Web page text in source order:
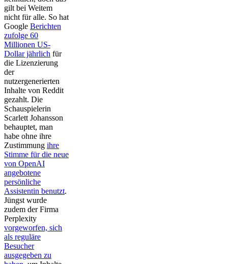
gilt bei Weitem
nicht für alle. So hat
Google Berichten
zufolge 60
Millionen US-
Dollar jährlich für
die Lizenzierung
der
nutzergenerierten
Inhalte von Reddit
gezahlt. Die
Schauspielerin
Scarlett Johansson
behauptet, man
habe ohne ihre
Zustimmung ihre
Stimme für die neue
von OpenAI
angebotene
persönliche
Assistentin benutzt.
Jüngst wurde
zudem der Firma
Perplexity
vorgeworfen, sich
als reguläre
Besucher
ausgegeben zu